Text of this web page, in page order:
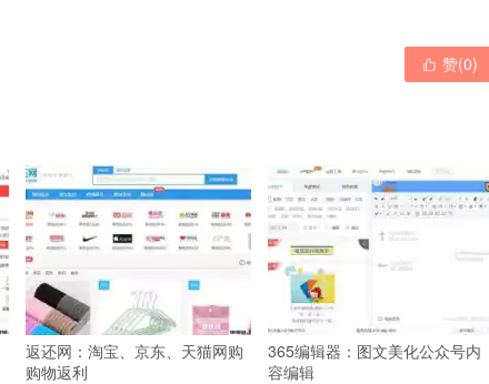
 赞(0)
返还网：淘宝、京东、天猫网购
购物返利
365编辑器：图文美化公众号内
容编辑